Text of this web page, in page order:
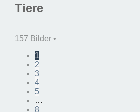
Tiere
157 Bilder •
1
2
3
4
5
…
8